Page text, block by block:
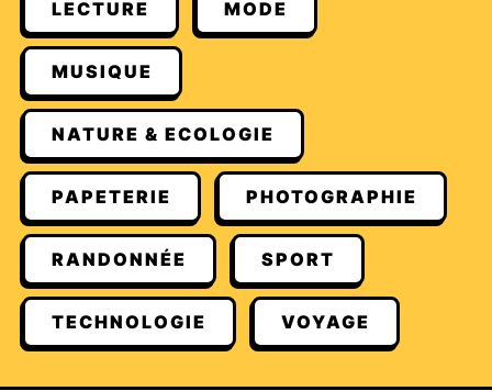
LECTURE MODE
MUSIQUE
NATURE & ECOLOGIE
PAPETERIE PHOTOGRAPHIE
RANDONNÉE SPORT
TECHNOLOGIE VOYAGE